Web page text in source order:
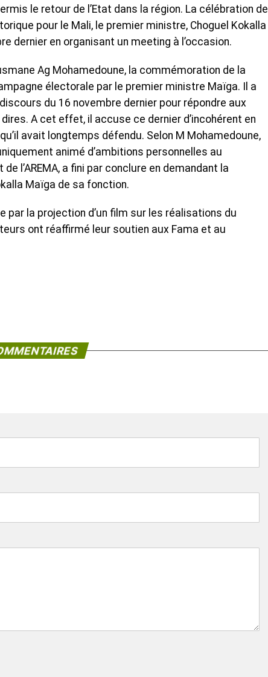
le retour de l’Etat dans la région. La célébration de
pour le Mali, le premier ministre, Choguel Kokalla
dernier en organisant un meeting à l’occasion.
Ag Mohamedoune, la commémoration de la
électorale par le premier ministre Maïga. Il a
du 16 novembre dernier pour répondre aux
A cet effet, il accuse ce dernier d’incohérent en
avait longtemps défendu. Selon M Mohamedoune,
animé d’ambitions personnelles au
l’AREMA, a fini par conclure en demandant la
Maïga de sa fonction.
la projection d’un film sur les réalisations du
ont réaffirmé leur soutien aux Fama et au